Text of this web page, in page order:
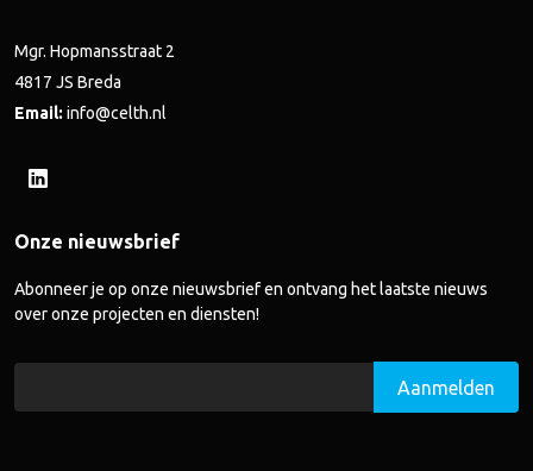
Mgr. Hopmansstraat 2
4817 JS Breda
Email: info@celth.nl
Onze nieuwsbrief
Abonneer je op onze nieuwsbrief en ontvang het laatste nieuws
over onze projecten en diensten!